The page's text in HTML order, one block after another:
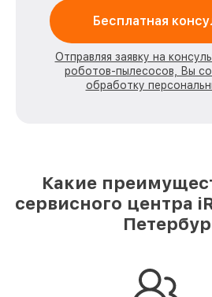
Бесплатная
Отправляя заявку на
роботов-пылесосов, Вы
обработку
Какие
сервисного центра